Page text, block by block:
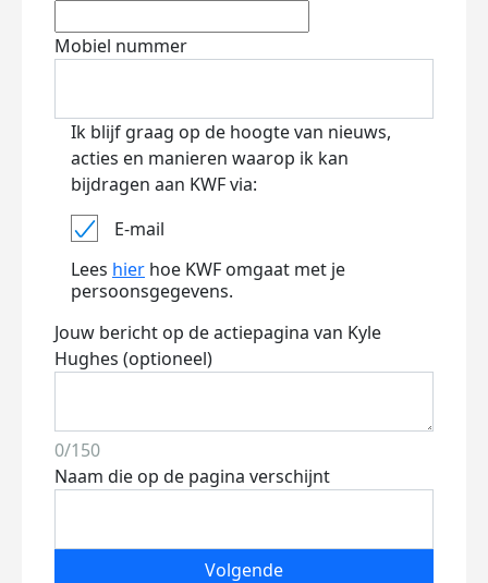
Mobiel nummer
Ik blijf graag op de hoogte van nieuws,
acties en manieren waarop ik kan
bijdragen aan KWF via:
E-mail
Lees hier hoe KWF omgaat met je
persoonsgegevens.
Jouw bericht op de actiepagina van Kyle
Hughes (optioneel)
0/150
Naam die op de pagina verschijnt
Volgende